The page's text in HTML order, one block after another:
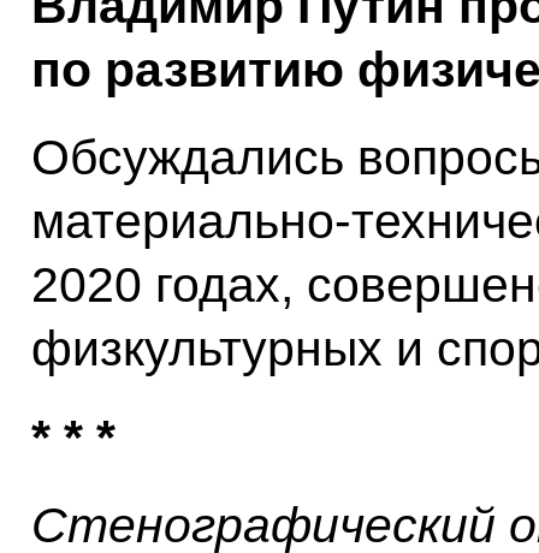
по развитию
Обсуждались
материально-
2020 годах,
физкультурных и
* * *
Стенографический